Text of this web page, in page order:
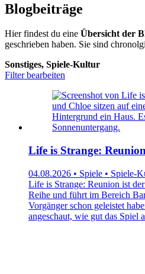
Blogbeiträge
Hier findest du eine Übersicht der
geschrieben haben. Sie sind
Sonstiges, Spiele-Kultur
Filter bearbeiten
Life is Strange: Reunion
04.08.2026 • Spiele • Spiele-
Life is Strange: Reunion ist
Reihe und führt im Bereich
Vorgänger schon geleistet
angeschaut, wie gut das Spiel